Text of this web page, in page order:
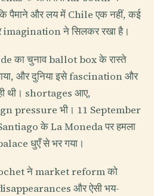
पैमाने और लय में Chile एक नहीं, कई
imagination ने सिलकर रखा है।
का चुनाव ballot box के रास्ते
और दुनिया इसे fascination और
थी। shortages आए,
pressure भी। 11 September
के La Moneda पर हमला
धुएँ से भर गया।
ने market reform को
और ऐसी भय-